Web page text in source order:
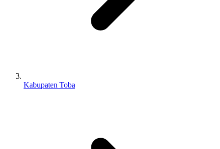
Kabupaten Toba